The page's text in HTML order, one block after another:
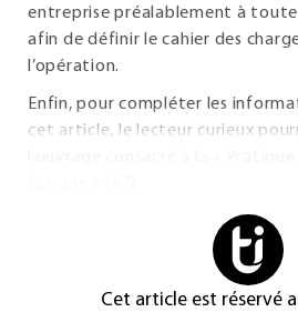
entreprise préalablement à toute
afin de définir le cahier des
l’opération.
Enfin, pour compléter les
cet article, le lecteur curieux
Cet article est réservé